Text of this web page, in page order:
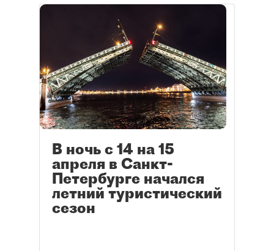
В ночь с 14 на 15
апреля в Санкт-
Петербурге начался
летний туристический
сезон